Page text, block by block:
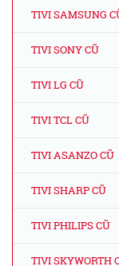
TIVI SAMSUNG
TIVI SONY CŨ
TIVI LG CŨ
TIVI TCL CŨ
TIVI ASANZO CŨ
TIVI SHARP CŨ
TIVI PHILIPS CŨ
TIVI SKYWORTH